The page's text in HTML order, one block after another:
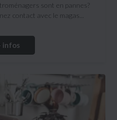
sont en pannes?
contact avec le magas...
infos